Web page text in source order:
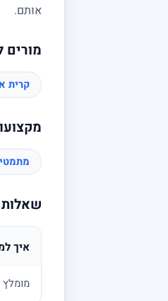
אותם.
מורים
קרית
שאלות
איך
מומלץ